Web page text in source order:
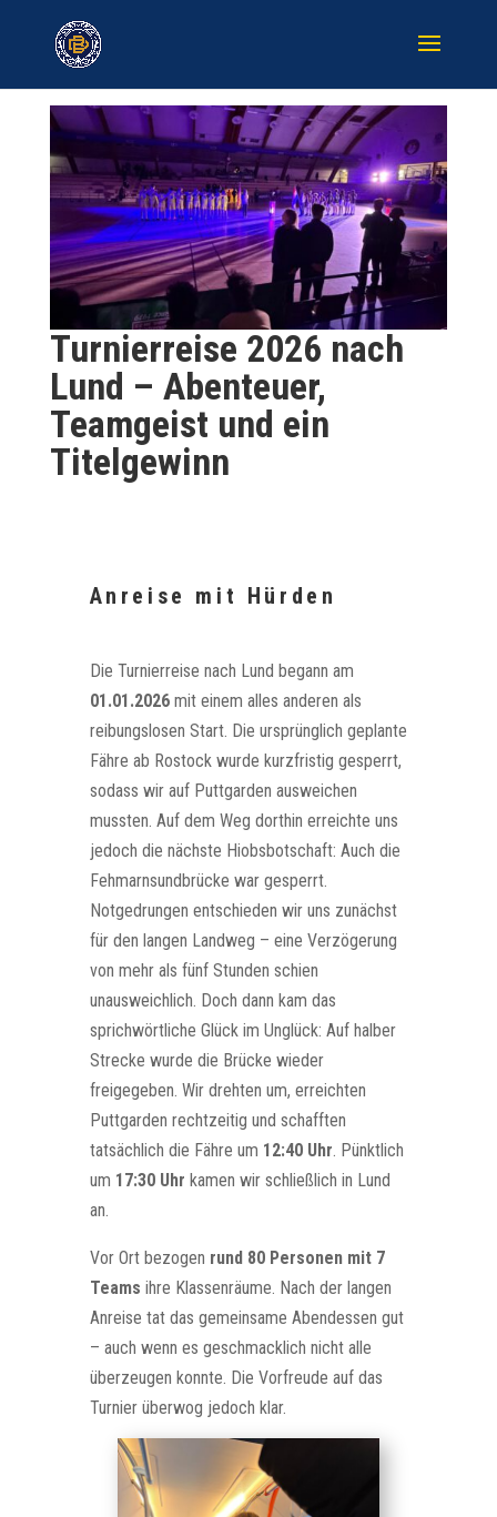
Turnierreise 2026 nach
Lund – Abenteuer,
Teamgeist und ein
Titelgewinn
Anreise mit Hürden
Die Turnierreise nach Lund begann am
01.01.2026mit einem alles anderen als
reibungslosen Start. Die ursprünglich geplante
Fähre ab Rostock wurde kurzfristig gesperrt,
sodass wir auf Puttgarden ausweichen
mussten. Auf dem Weg dorthin erreichte uns
jedoch die nächste Hiobsbotschaft: Auch die
Fehmarnsundbrücke war gesperrt.
Notgedrungen entschieden wir uns zunächst
für den langen Landweg – eine Verzögerung
von mehr als fünf Stunden schien
unausweichlich. Doch dann kam das
sprichwörtliche Glück im Unglück: Auf halber
Strecke wurde die Brücke wieder
freigegeben. Wir drehten um, erreichten
Puttgarden rechtzeitig und schafften
tatsächlich die Fähre um 12:40 Uhr . Pünktlich
um 17:30 Uhr kamen wir schließlich in Lund
an.
Vor Ort bezogen rund 80 Personen mit 7
Teams ihre Klassenräume. Nach der langen
Anreise tat das gemeinsame Abendessen gut
– auch wenn es geschmacklich nicht alle
überzeugen konnte. Die Vorfreude auf das
Turnier überwog jedoch klar.